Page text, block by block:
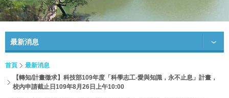
最新消息
首頁
最新消息
【轉知/計畫徵求】科技部109年度「科學志工-愛與知識，永不止息」計畫，
校內申請截止日109年8月26日上午10:00